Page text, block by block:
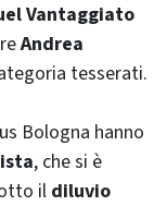
Vantaggiato
Andrea
tesserati.
Bologna hanno
, che si è
ildiluvio